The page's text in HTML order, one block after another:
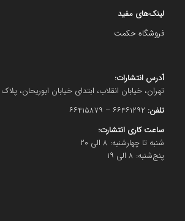
لینک‌های مفید
فروشگاه حکمت
آدرس انتشارات:
تهران، خیابان انقلاب، ابتدای خیابان ابوریحان، پلاک
تلفن:
ساعت کاری انتشارت:
شنبه تا چهارشنبه: ۸ الی ۲۰
پنج‌شنبه: ۸ الی ۱۹